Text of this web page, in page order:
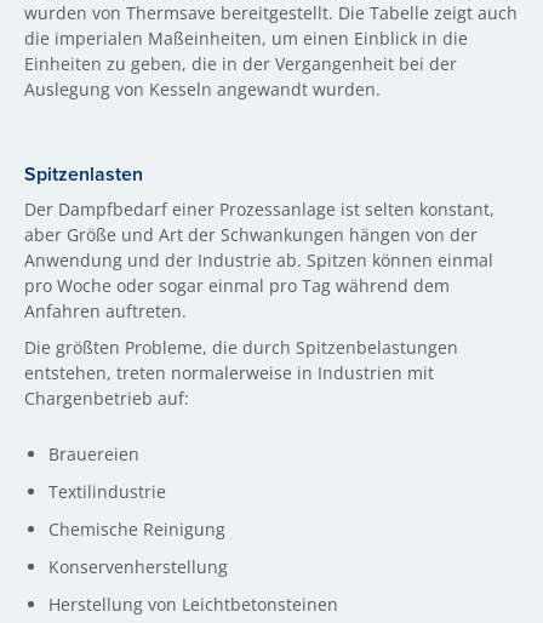
wurden von Thermsave bereitgestellt. Die Tabelle zeigt auch
die imperialen Maßeinheiten, um einen Einblick in die
Einheiten zu geben, die in der Vergangenheit bei der
Auslegung von Kesseln angewandt wurden.
Spitzenlasten
Der Dampfbedarf einer Prozessanlage ist selten konstant,
aber Größe und Art der Schwankungen hängen von der
Anwendung und der Industrie ab. Spitzen können einmal
pro Woche oder sogar einmal pro Tag während dem
Anfahren auftreten.
Die größten Probleme, die durch Spitzenbelastungen
entstehen, treten normalerweise in Industrien mit
Chargenbetrieb auf:
Brauereien
Textilindustrie
Chemische Reinigung
Konservenherstellung
Herstellung von Leichtbetonsteinen